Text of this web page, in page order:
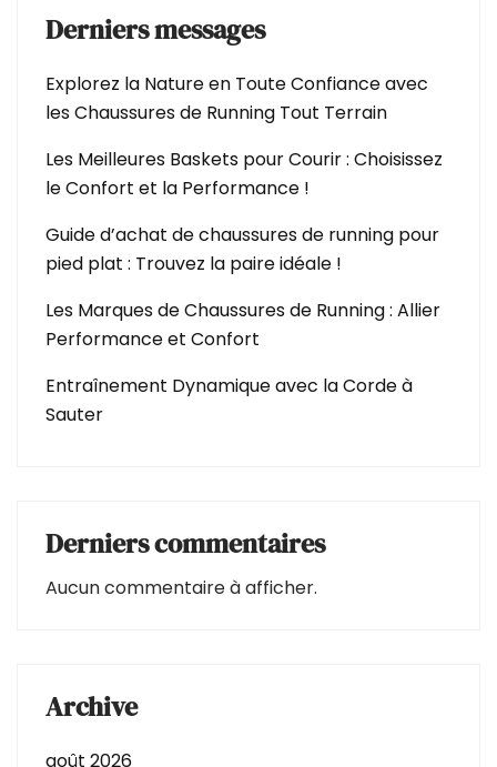
Derniers messages
Explorez la Nature en Toute Confiance avec
les Chaussures de Running Tout Terrain
Les Meilleures Baskets pour Courir : Choisissez
le Confort et la Performance !
Guide d’achat de chaussures de running pour
pied plat : Trouvez la paire idéale !
Les Marques de Chaussures de Running : Allier
Performance et Confort
Entraînement Dynamique avec la Corde à
Sauter
Derniers commentaires
Aucun commentaire à afficher.
Archive
août 2026